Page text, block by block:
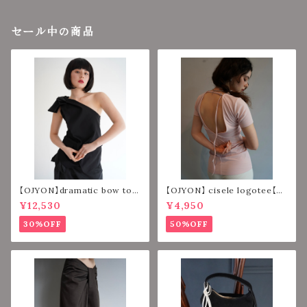
セール中の商品
【OJYON】dramatic bow top
【BLACK】
¥12,530
30%OFF
【OJYON】 cisele logotee【PI
NK】
¥4,950
50%OFF